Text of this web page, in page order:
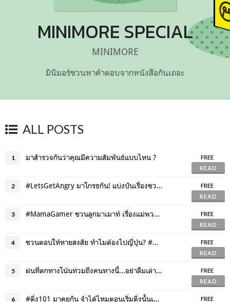
MINIMORE SPECIAL
MINIMORE
มินิมอร์ชวนหาคำตอบจากหนังสือกันเถอะ
ALL POSTS
1 มาสำรวจกันว่าคุณมีความสัมพันธ์แบบไหน ?
FREE
READ
2 #LetsGetAngry มาโกรธกัน! แบ่งปันเรื่องชวนโมโหกับ Fine Day Special
FREE
READ
3 #MamaGamer ชวนลูกมาเมาท์ เรื่องแม่พวกเราชอบเล่นเกม!
FREE
READ
4 ชวนตอบให้หายสงสัย ทำไมต้องไปญี่ปุ่น? #WhyJapan
FREE
READ
5 ฝนที่ตกทางโน้นท่วมถึงคนทางนี้...อย่าลืมเล่าสู่กันฟัง #NotAFlood
FREE
READ
6 #ติ่ง101 มาคุยกัน จำได้ไหมตอนเริ่มติ่งนั้นเราเป็นอย่างไร?
FREE